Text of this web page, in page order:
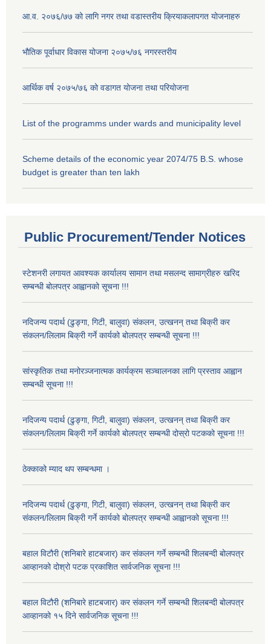
आ.व. २०७६/७७ को लागि नगर तथा वडास्तरीय क्रियाकलापगत योजनाहरु
भौतिक पूर्वाधार विकास योजना २०७५/७६ नगरस्तरीय
आर्थिक वर्ष २०७५/७६ को वडागत योजना तथा परियोजना
List of the programms under wards and municipality level
Scheme details of the economic year 2074/75 B.S. whose
budget is greater than ten lakh
Public Procurement/Tender Notices
स्टेशनरी लगायत आवश्यक कार्यालय सामान तथा मसलन्द सामाग्रीहरु खरिद
सम्बन्धी बोलपत्र आह्वानको सूचना !!!
नदिजन्य पदार्थ (ढुङ्गा, गिटी, बालुवा) संकलन, उत्खनन् तथा बिक्री कर
संकलन/लिलाम बिक्री गर्ने कार्यको बोलपत्र सम्बन्धी सूचना !!!
सांस्कृतिक तथा मनोरञ्जनात्मक कार्यक्रम सञ्चालनका लागि प्रस्ताव आह्वान
सम्बन्धी सूचना !!!
नदिजन्य पदार्थ (ढुङ्गा, गिटी, बालुवा) संकलन, उत्खनन् तथा बिक्री कर
संकलन/लिलाम बिक्री गर्ने कार्यको बोलपत्र सम्बन्धी दोस्रो पटकको सूचना !!!
ठेक्काको म्याद थप सम्बन्धमा ।
नदिजन्य पदार्थ (ढुङ्गा, गिटी, बालुवा) संकलन, उत्खनन् तथा बिक्री कर
संकलन/लिलाम बिक्री गर्ने कार्यको बोलपत्र सम्बन्धी आह्वानको सूचना !!!
बहाल विटौरी (शनिबारे हाटबजार) कर संकलन गर्ने सम्बन्धी शिलबन्दी बोलपत्र
आव्हानको दोश्रो पटक प्रकाशित सार्वजनिक सूचना !!!
बहाल विटौरी (शनिबारे हाटबजार) कर संकलन गर्ने सम्बन्धी शिलबन्दी बोलपत्र
आव्हानको १५ दिने सार्वजनिक सूचना !!!